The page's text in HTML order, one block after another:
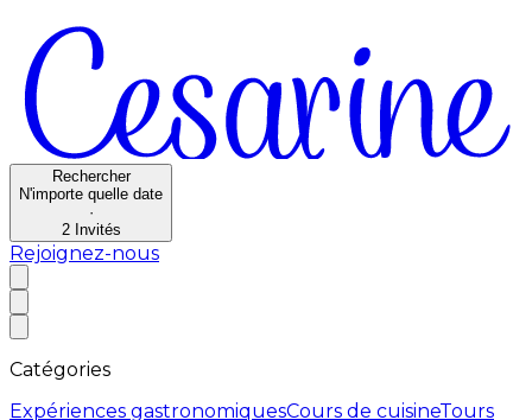
Rechercher
N'importe quelle date
·
2 Invités
Rejoignez-nous
Catégories
Expériences gastronomiquesCours de cuisineTours